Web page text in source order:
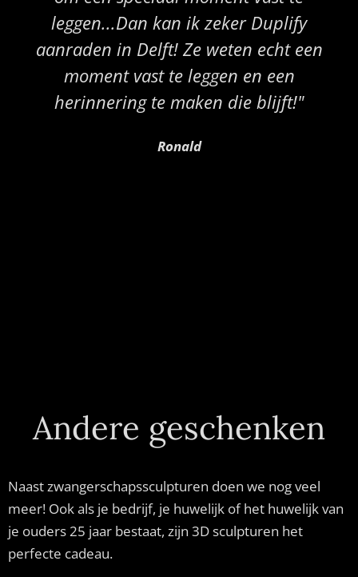
leggen...Dan kan ik zeker Duplify
aanraden in Delft! Ze weten echt een
moment vast te leggen en een
herinnering te maken die blijft!"
Ronald
Andere geschenken
Naast zwangerschapssculpturen doen we nog veel
meer! Ook als je bedrijf, je huwelijk of het huwelijk van
je ouders 25 jaar bestaat, zijn 3D sculpturen het
perfecte cadeau.